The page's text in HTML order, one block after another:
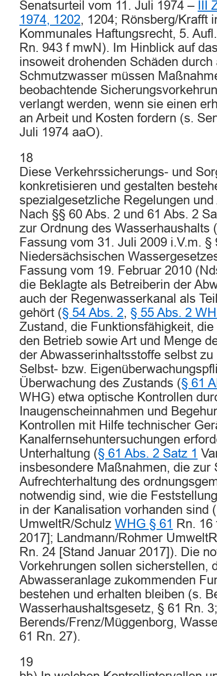
Senatsurteil vom 11. Juli 1974 –
III
1974, 1202, 1204; Rönsberg/Krafft
Kommunales Haftungsrecht, 5.
Rn. 943 f mwN). Im Hinblick auf
insoweit drohenden Schäden durch
Schmutzwasser müssen
beobachtende
verlangt werden, wenn sie einen
an Arbeit und Kosten fordern (s.
Juli 1974 aaO).
18
Diese Verkehrssicherungs- und
konkretisieren und gestalten
spezialgesetzliche Regelungen
Nach §§ 60 Abs. 2 und 61 Abs. 2
zur Ordnung des Wasserhaushalts
Fassung vom 31. Juli 2009 i.V.m. §
Niedersächsischen
Fassung vom 19. Februar 2010
die Beklagte als Betreiberin der
auch der Regenwasserkanal als
gehört (§ 54 Abs. 2, § 55 Abs. 2
Zustand, die Funktionsfähigkeit,
den Betrieb sowie Art und Menge
der Abwasserinhaltsstoffe selbst
Selbst- bzw.
Überwachung des Zustands (§ 61
WHG) etwa optische Kontrollen
Inaugenscheinnahmen und
Kontrollen mit Hilfe technischer
Kanalfernsehuntersuchungen
Unterhaltung (§ 61 Abs. 2 Satz 1
insbesondere Maßnahmen, die zur
Aufrechterhaltung des
notwendig sind, wie die
in der Kanalisation vorhanden sind
UmweltR/Schulz WHG § 61
Rn.
2017]; Landmann/Rohmer
Rn. 24 [Stand Januar 2017]). Die
Vorkehrungen sollen sicherstellen,
Abwasseranlage zukommenden
bestehen und erhalten bleiben (s.
Wasserhaushaltsgesetz, § 61 Rn.
Berends/Frenz/Müggenborg,
61 Rn. 27).
19